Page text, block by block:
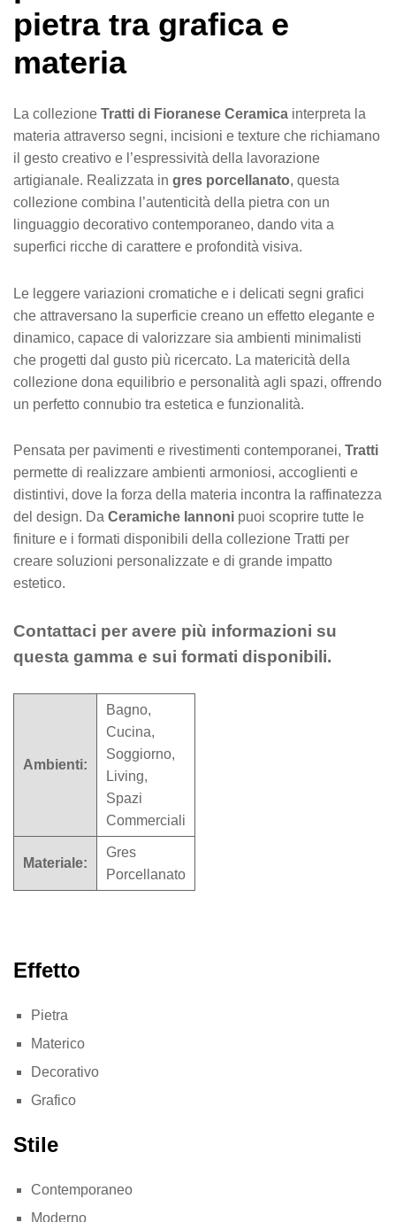
pietra tra grafica e
materia
La collezione Tratti di Fioranese Ceramica interpreta la
materia attraverso segni, incisioni e texture che richiamano
il gesto creativo e l’espressività della lavorazione
artigianale. Realizzata in gres porcellanato, questa
collezione combina l’autenticità della pietra con un
linguaggio decorativo contemporaneo, dando vita a
superfici ricche di carattere e profondità visiva.
Le leggere variazioni cromatiche e i delicati segni grafici
che attraversano la superficie creano un effetto elegante e
dinamico, capace di valorizzare sia ambienti minimalisti
che progetti dal gusto più ricercato. La matericità della
collezione dona equilibrio e personalità agli spazi, offrendo
un perfetto connubio tra estetica e funzionalità.
Pensata per pavimenti e rivestimenti contemporanei, Tratti
permette di realizzare ambienti armoniosi, accoglienti e
distintivi, dove la forza della materia incontra la raffinatezza
del design. Da Ceramiche Iannoni puoi scoprire tutte le
finiture e i formati disponibili della collezione Tratti per
creare soluzioni personalizzate e di grande impatto
estetico.
Contattaci per avere più informazioni su
questa gamma e sui formati disponibili.
Ambienti:
Bagno,
Cucina,
Soggiorno,
Living,
Spazi
Commerciali
Materiale:
Gres
Porcellanato
Effetto
Pietra
Materico
Decorativo
Grafico
Stile
Contemporaneo
Moderno